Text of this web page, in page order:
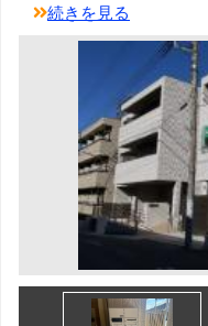
続きを見る